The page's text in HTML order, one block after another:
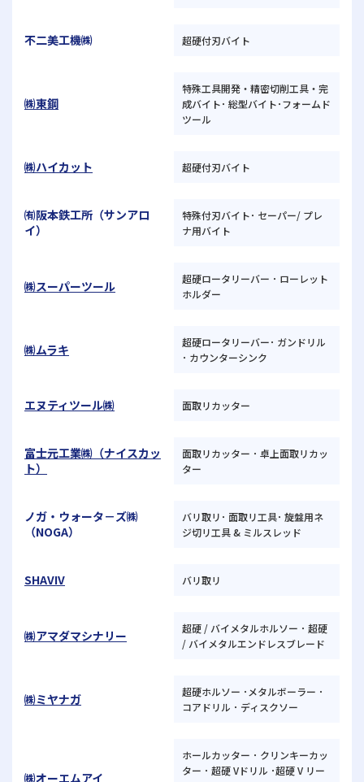
不二美工機㈱ 超硬付刃バイト
㈱東鋼
特殊工具開発・精密切削工具・完
成バイト･ 総型バイト･フォームド
ツール
㈱ハイカット 超硬付刃バイト
㈲阪本鉄工所（サンアロ
イ）
特殊付刃バイト･ セーパー/ プレ
ナ用バイト
㈱スーパーツール
超硬ロータリーバー ･ ローレット
ホルダー
㈱ムラキ
超硬ロータリーバー･ ガンドリル
･ カウンターシンク
エヌティツール㈱ 面取リカッター
富士元工業㈱（ナイスカッ
ト）
面取リカッター ･ 卓上面取リカッ
ター
ノガ・ウォータ－ズ㈱
（NOGA）
バリ取リ･ 面取リ工具･ 旋盤用ネ
ジ切リ工具 & ミルスレッド
SHAVIV バリ取リ
㈱アマダマシナリー
超硬 / バイメタルホルソー ･ 超硬
/ バイメタルエンドレスブレード
㈱ミヤナガ
超硬ホルソー ･メタルボーラー ･
コアドリル ･ ディスクソー
㈱オーエムアイ
ホールカッター ･ クリンキーカッ
ター ･ 超硬 Vドリル ･超硬 V リー